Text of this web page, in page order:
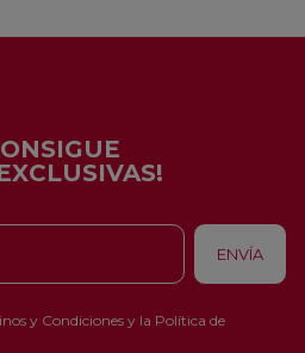
y Condiciones y la Política de